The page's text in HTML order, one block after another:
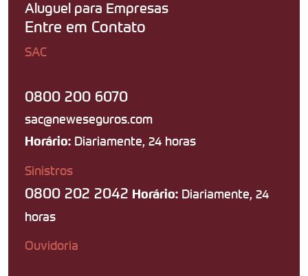
Aluguel para Empresas
Entre em Contato
SAC
0800 200 6070
sac@neweseguros.com
Horário: Diariamente, 24 horas
Sinistros
0800 202 2042 Horário: Diariamente, 24
horas
Ouvidoria